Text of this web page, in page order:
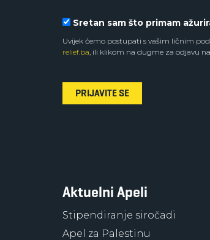
Sretan sam što primam
Uvijek ćemo postupati s vašim ličnim
relief.ba, ili klikom na dugme za odjavu
PRIJAVITE SE
Aktuelni Apeli
Stipendiranje siročadi
Apel za Palestinu